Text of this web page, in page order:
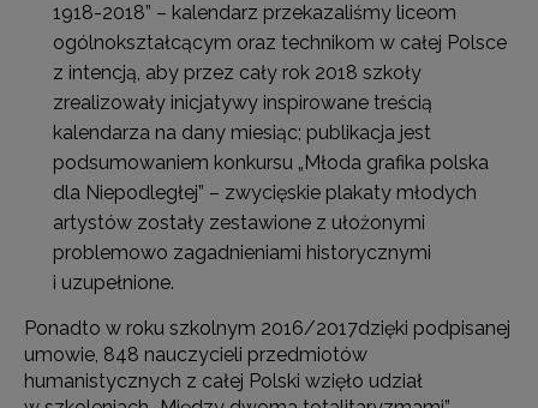
1918-2018” – kalendarz przekazaliśmy liceom
ogólnokształcącym oraz technikom w całej Polsce
z intencją, aby przez cały rok 2018 szkoły
zrealizowały inicjatywy inspirowane treścią
kalendarza na dany miesiąc; publikacja jest
podsumowaniem konkursu „Młoda grafika polska
dla Niepodległej” – zwycięskie plakaty młodych
artystów zostały zestawione z ułożonymi
problemowo zagadnieniami historycznymi
i uzupełnione.
Ponadto w roku szkolnym 2016/2017dzięki podpisanej
umowie, 848 nauczycieli przedmiotów
humanistycznych z całej Polski wzięło udział